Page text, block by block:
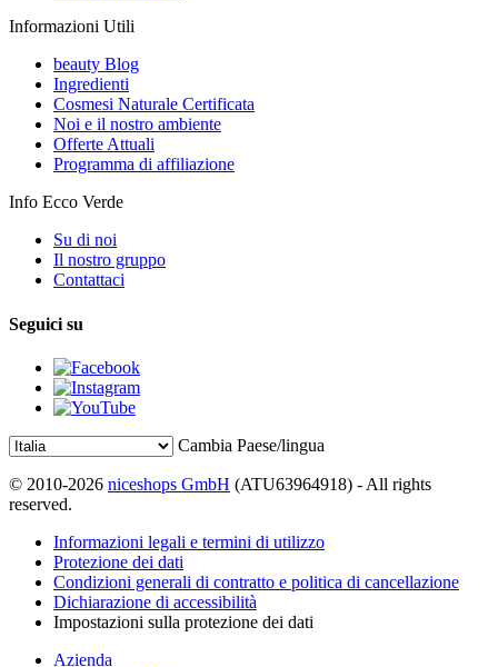
Informazioni Utili
beauty Blog
Ingredienti
Cosmesi Naturale Certificata
Noi e il nostro ambiente
Offerte Attuali
Programma di affiliazione
Info Ecco Verde
Su di noi
Il nostro gruppo
Contattaci
Seguici su
Cambia Paese/lingua
© 2010-2026 niceshops GmbH (ATU63964918) - All rights
reserved.
Informazioni legali e termini di utilizzo
Protezione dei dati
Condizioni generali di contratto e politica di cancellazione
Dichiarazione di accessibilità
Impostazioni sulla protezione dei dati
Azienda